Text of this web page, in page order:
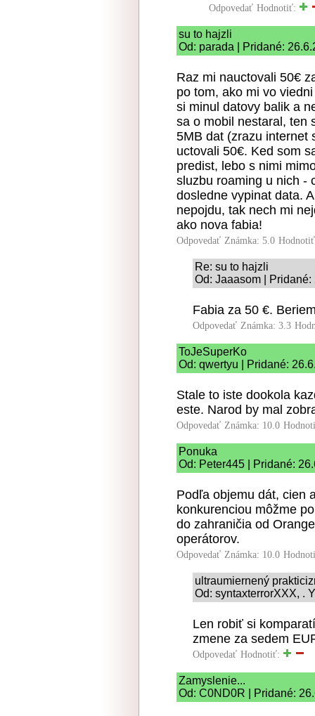
Odpovedať Hodnotiť:
su to hajzli
Od: parada | Pridané:
Raz mi nauctovali 50€
po tom, ako mi vo
si minul datovy balik a
sa o mobil nestaral, ten
5MB dat (zrazu internet
uctovali 50€. Ked som
predist, lebo s nimi
sluzbu roaming u nich -
dosledne vypinat data.
nepojdu, tak nech mi
ako nova fabia!
Odpovedať Známka: 5.0
Re: su to hajzli
Od: Jaaasom |
Fabia za 50 €.
Odpovedať Známka: 3.3
ToJeSuperKo
Od: qwertyu | Pridané:
Stale to iste dookola
este. Narod by mal
Odpovedať Známka: 10.0
Ponuka
Od: Peter445 | Pridané:
Podľa objemu dát, cien
konkurenciou môžme
do zahraničia od
operátorov.
Odpovedať Známka: 10.0
ultraumiernený
Od: syntaxterrorXXX, .
Len robiť si
zmene za sedem
Odpovedať Hodnotiť:
Zamyslenie...
Od: C0ND0R | Pridané: